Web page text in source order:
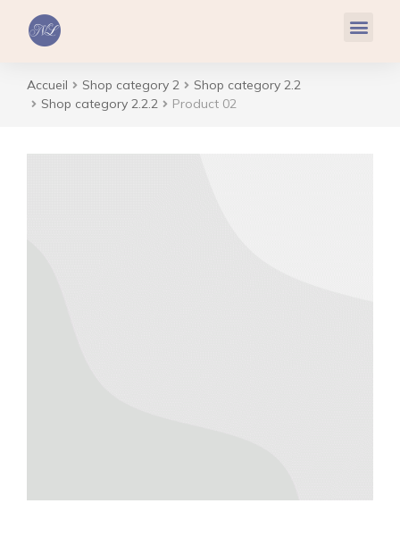
Vous êtes ici :
Accueil Shop category 2
Shop category 2.2
Shop category 2.2.2
Product 02